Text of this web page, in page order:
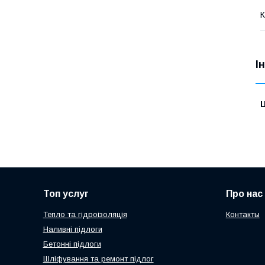
Топ услуг
Тепло та гідроізоляція
Наливні підлоги
Бетонні підлоги
Шліфування та ремонт підлог
Про нас
Контакты